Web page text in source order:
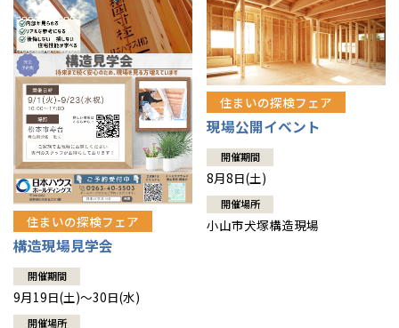
住まいの探検フェア
構造現場見学会
開催期間
9月19日(土)～30日(水)
開催場所
住まいの探検フェア
現場公開イベント
開催期間
8月8日(土)
開催場所
小山市犬塚構造現場